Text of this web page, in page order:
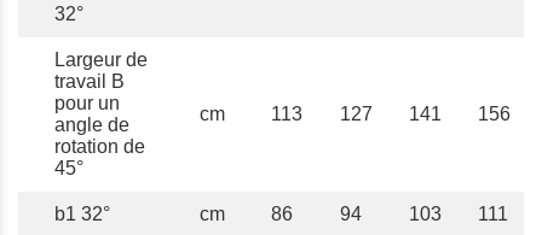
32°
Largeur de
travail B
pour un
angle de
rotation de
45°
cm 113 127 141 156
b1 32° cm 86 94 103 111